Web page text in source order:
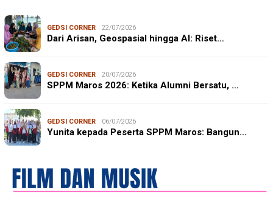
GEDSI CORNER 22/07/2026
Dari Arisan, Geospasial hingga AI: Riset…
GEDSI CORNER 20/07/2026
SPPM Maros 2026: Ketika Alumni Bersatu, …
GEDSI CORNER 06/07/2026
Yunita kepada Peserta SPPM Maros: Bangun…